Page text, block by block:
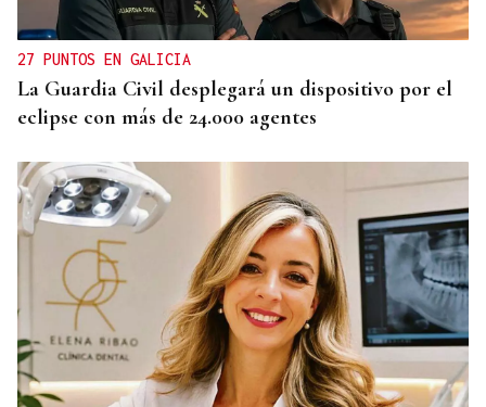
27 PUNTOS EN GALICIA
La Guardia Civil desplegará un dispositivo por el
eclipse con más de 24.000 agentes